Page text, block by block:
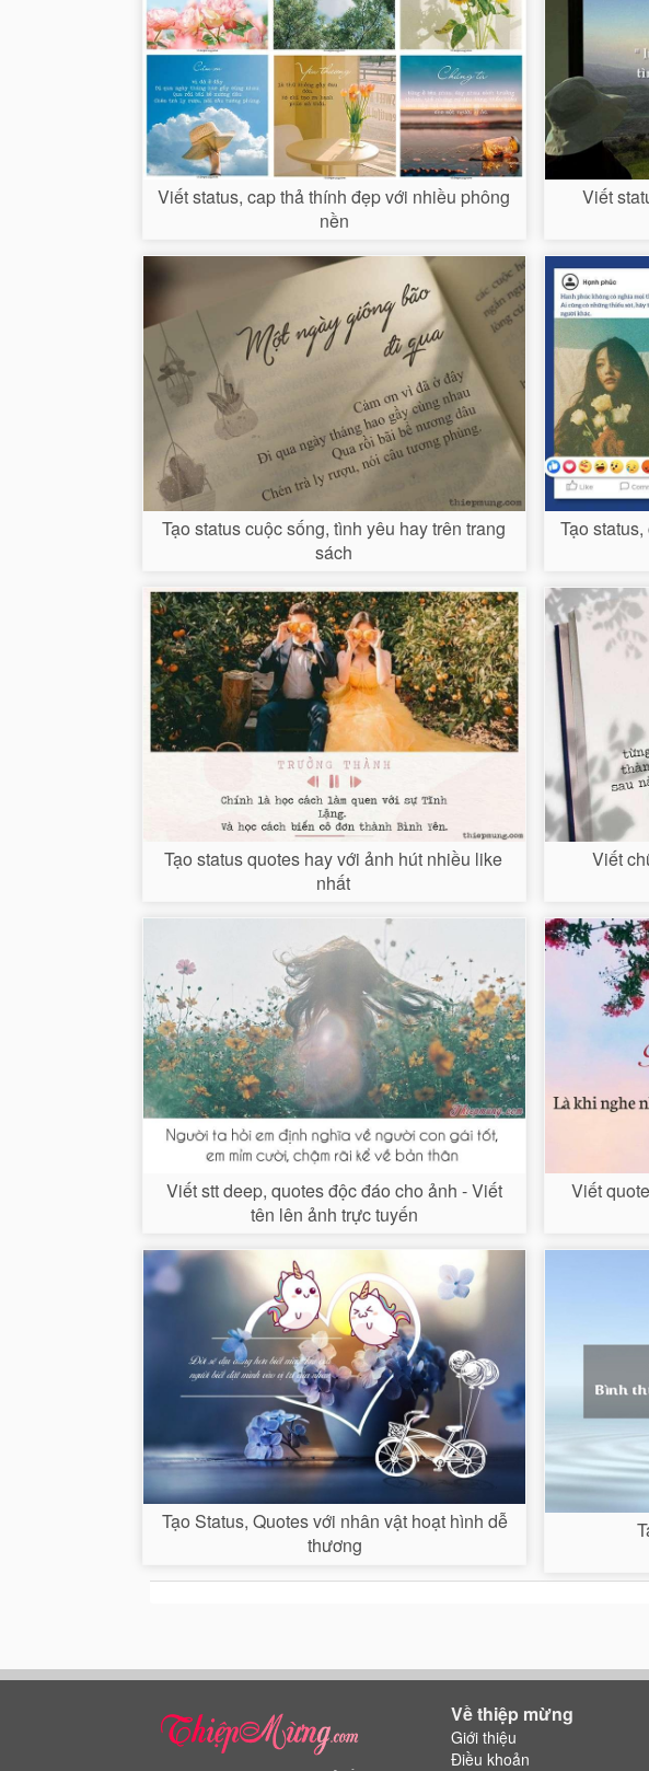
Viết status, cap thả thính đẹp với nhiều phông
nền
Viết
Tạo status cuộc sống, tình yêu hay trên trang
sách
Tạo
Tạo status quotes hay với ảnh hút nhiều like
nhất
Viết
Viết stt deep, quotes độc đáo cho ảnh - Viết
tên lên ảnh trực tuyến
Viết
Tạo Status, Quotes với nhân vật hoạt hình dễ
thương
Về thiệp mừng
Giới thiệu
Điều khoản